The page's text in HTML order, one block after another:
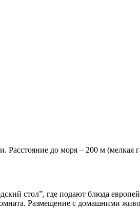
до моря – 200 м (мелкая
стол”, где подают блюда
Размещение с домашними